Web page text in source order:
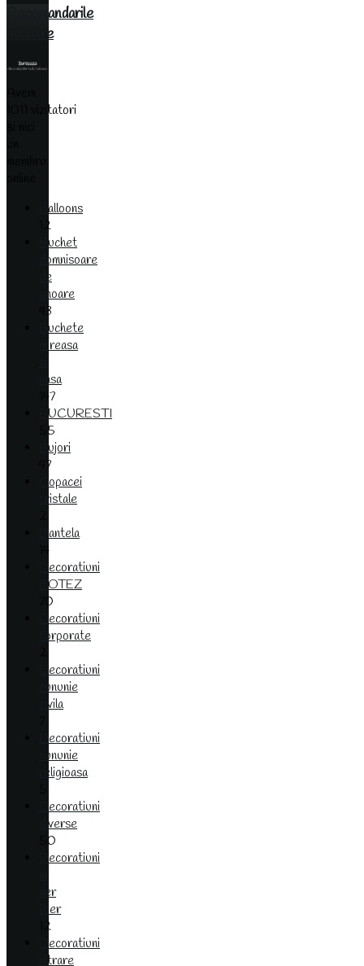
Recomandarile
noastre
1011 vizitatori
Balloons
12
Buchet
domnisoare
de
onoare
43
Buchete
mireasa
nasa
147
BUCURESTI
55
Bujori
47
Copacei
cristale
Dantela
14
Decoratiuni
BOTEZ
70
Decoratiuni
corporate
Decoratiuni
cununie
civila
Decoratiuni
cununie
religioasa
Decoratiuni
diverse
50
Decoratiuni
aer
liber
12
Decoratiuni
intrare